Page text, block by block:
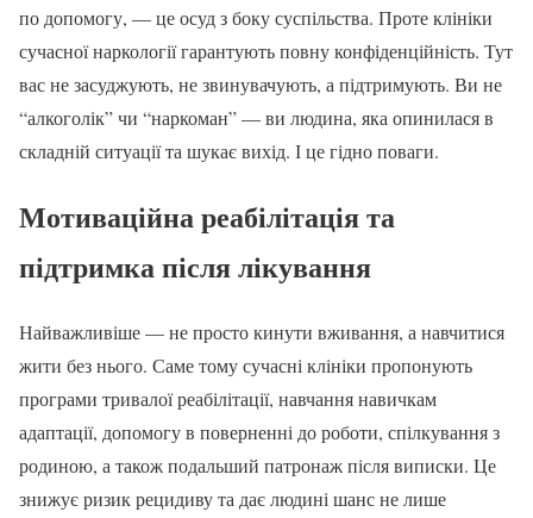
по допомогу, — це осуд з боку суспільства. Проте клініки
сучасної наркології гарантують повну конфіденційність. Тут
вас не засуджують, не звинувачують, а підтримують. Ви не
“алкоголік” чи “наркоман” — ви людина, яка опинилася в
складній ситуації та шукає вихід. І це гідно поваги.
Мотиваційна реабілітація та
підтримка після лікування
Найважливіше — не просто кинути вживання, а навчитися
жити без нього. Саме тому сучасні клініки пропонують
програми тривалої реабілітації, навчання навичкам
адаптації, допомогу в поверненні до роботи, спілкування з
родиною, а також подальший патронаж після виписки. Це
знижує ризик рецидиву та дає людині шанс не лише